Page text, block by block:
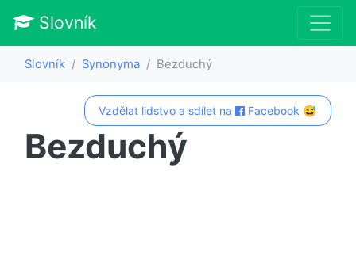
Slovník
Slovník Synonyma Bezduchý
Vzdělat lidstvo a sdílet na Facebook 😅
Bezduchý